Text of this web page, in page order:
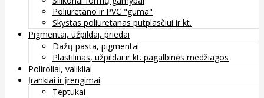
Poliuretano ir PVC "guma"
Skystas poliuretanas putplasčiui ir kt.
Pigmentai, užpildai, priedai
Dažų pasta, pigmentai
Plastilinas, užpildai ir kt. pagalbinės medžiagos
Poliroliai, valikliai
Įrankiai ir įrengimai
Teptukai